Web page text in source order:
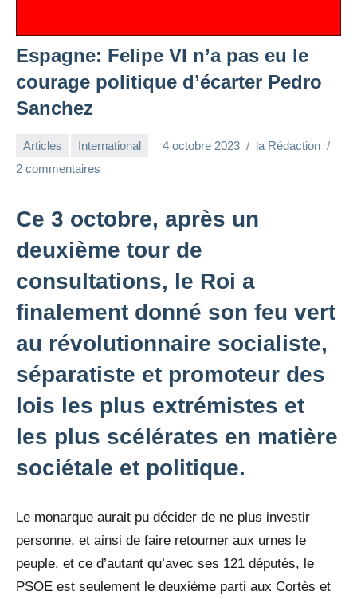
Espagne: Felipe VI n’a pas eu le
courage politique d’écarter Pedro
Sanchez
Articles International 4 octobre 2023
la Rédaction
2 commentaires
Ce 3 octobre, après un
deuxième tour de
consultations, le Roi a
finalement donné son feu vert
au révolutionnaire socialiste,
séparatiste et promoteur des
lois les plus extrémistes et
les plus scélérates en matière
sociétale et politique.
Le monarque aurait pu décider de ne plus investir
personne, et ainsi de faire retourner aux urnes le
peuple, et ce d’autant qu’avec ses 121 députés, le
PSOE est seulement le deuxième parti aux Cortès et